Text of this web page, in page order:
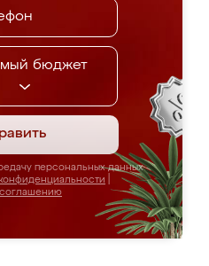
бюджет
персональных данных
соглашению